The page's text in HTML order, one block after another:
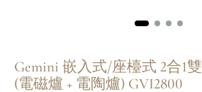
Gemini 嵌入式/座檯式 2合1
(電磁爐 + 電陶爐) GVI2800